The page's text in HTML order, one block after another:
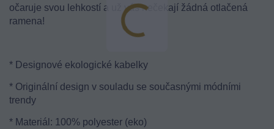
očaruje svou lehkostí a už vás nečekají žádná otlačená
ramena!
* Designové ekologické kabelky
* Originální design v souladu se současnými módními
trendy
* Materiál: 100% polyester (eko)